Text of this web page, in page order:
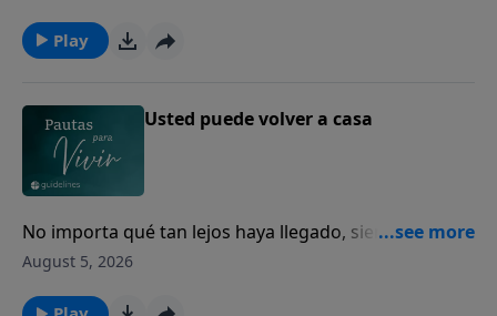
Play
Usted puede volver a casa
No importa qué tan lejos haya llegado, siempre
puede volver a casa con Dios.
August 5, 2026